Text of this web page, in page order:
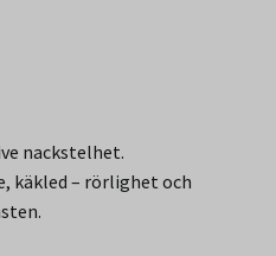
nackstelhet.
käkled – rörlighet och